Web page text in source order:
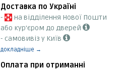
Доставка по Україні
-
на відділення Нової Пошти
або кур'єром до дверей
- самовивіз у Київ
докладніше →
Оплата при отриманні